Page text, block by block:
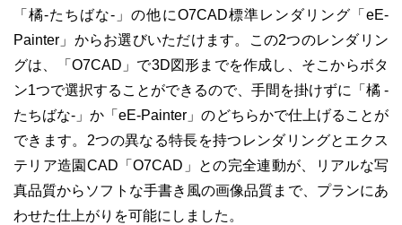
「橘-たちばな-」の他にO7CAD標準レンダリング「eE-
Painter」からお選びいただけます。この2つのレンダリン
グは、「O7CAD」で3D図形までを作成し、そこからボタ
ン1つで選択することができるので、手間を掛けずに「橘 -
たちばな-」か「eE-Painter」のどちらかで仕上げることが
できます。2つの異なる特長を持つレンダリングとエクス
テリア造園CAD「O7CAD」との完全連動が、リアルな写
真品質からソフトな手書き風の画像品質まで、プランにあ
わせた仕上がりを可能にしました。